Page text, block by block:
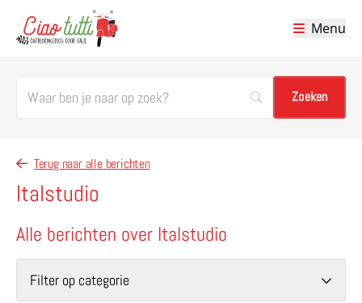
Menu
Terug naar alle berichten
Italstudio
Alle berichten over Italstudio
Filter op categorie